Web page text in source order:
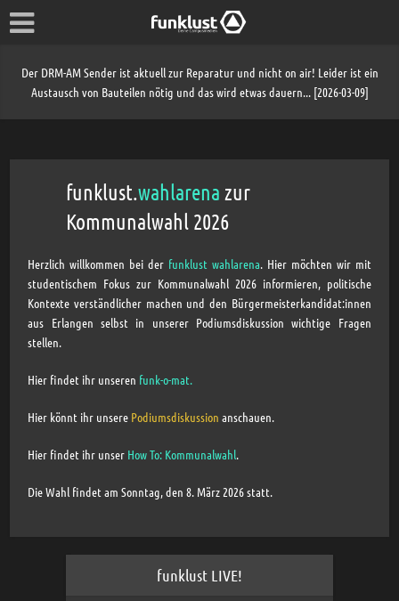
Der DRM-AM Sender ist aktuell zur Reparatur und nicht on air! Leider ist ein
Austausch von Bauteilen nötig und das wird etwas dauern... [2026-03-09]
funklust.wahlarena zur
Kommunalwahl 2026
Herzlich willkommen bei der funklust wahlarena. Hier möchten wir mit
studentischem Fokus zur Kommunalwahl 2026 informieren, politische
Kontexte verständlicher machen und den Bürgermeisterkandidat:innen
aus Erlangen selbst in unserer Podiumsdiskussion wichtige Fragen
stellen.
Hier findet ihr unseren funk-o-mat.
Hier könnt ihr unsere Podiumsdiskussion anschauen.
Hier findet ihr unser How To: Kommunalwahl.
Die Wahl findet am Sonntag, den 8. März 2026 statt.
funklust LIVE!